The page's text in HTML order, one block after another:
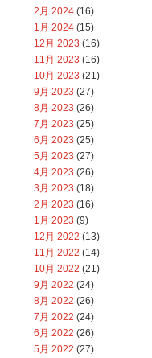
2月 2024 (16)
1月 2024 (15)
12月 2023 (16)
11月 2023 (16)
10月 2023 (21)
9月 2023 (27)
8月 2023 (26)
7月 2023 (25)
6月 2023 (25)
5月 2023 (27)
4月 2023 (26)
3月 2023 (18)
2月 2023 (16)
1月 2023 (9)
12月 2022 (13)
11月 2022 (14)
10月 2022 (21)
9月 2022 (24)
8月 2022 (26)
7月 2022 (24)
6月 2022 (26)
5月 2022 (27)